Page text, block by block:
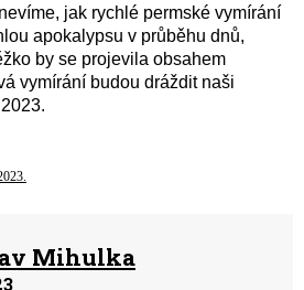
jak rychlé permské vymírání
apokalypsu v průběhu dnů,
by se projevila obsahem
vymírání budou dráždit naši
Mihulka